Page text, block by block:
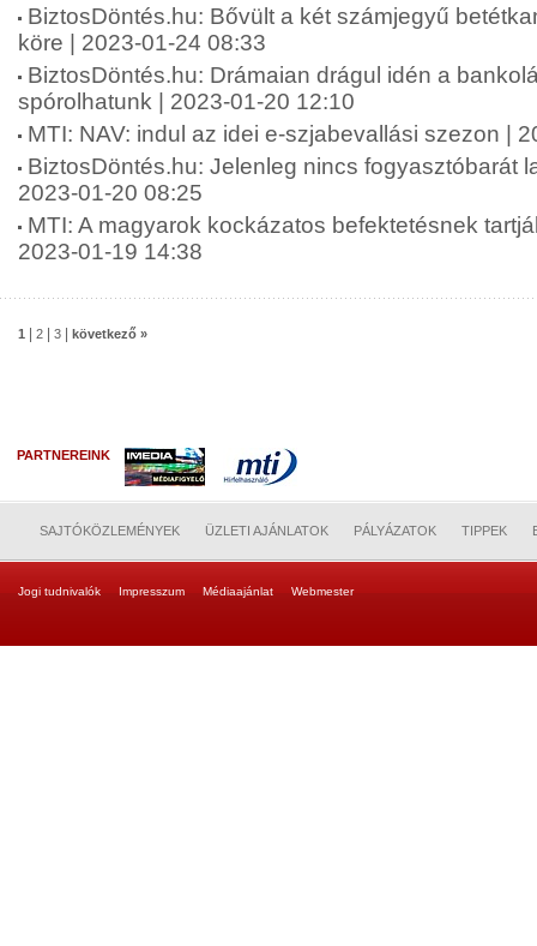
BiztosDöntés.hu: Bővült a két számjegyű
köre | 2023-01-24 08:33
BiztosDöntés.hu: Drámaian drágul idén a
spórolhatunk | 2023-01-20 12:10
MTI: NAV: indul az idei e-szjabevallási szezon |
BiztosDöntés.hu: Jelenleg nincs fogyasztóbarát
2023-01-20 08:25
MTI: A magyarok kockázatos befektetésnek
2023-01-19 14:38
1 2 3 következő »
PARTNEREINK
SAJTÓKÖZLEMÉNYEK ÜZLETI AJÁNLATOK PÁLYÁZATOK TIPPEK
Jogi tudnivalók Impresszum Médiaajánlat Webmester